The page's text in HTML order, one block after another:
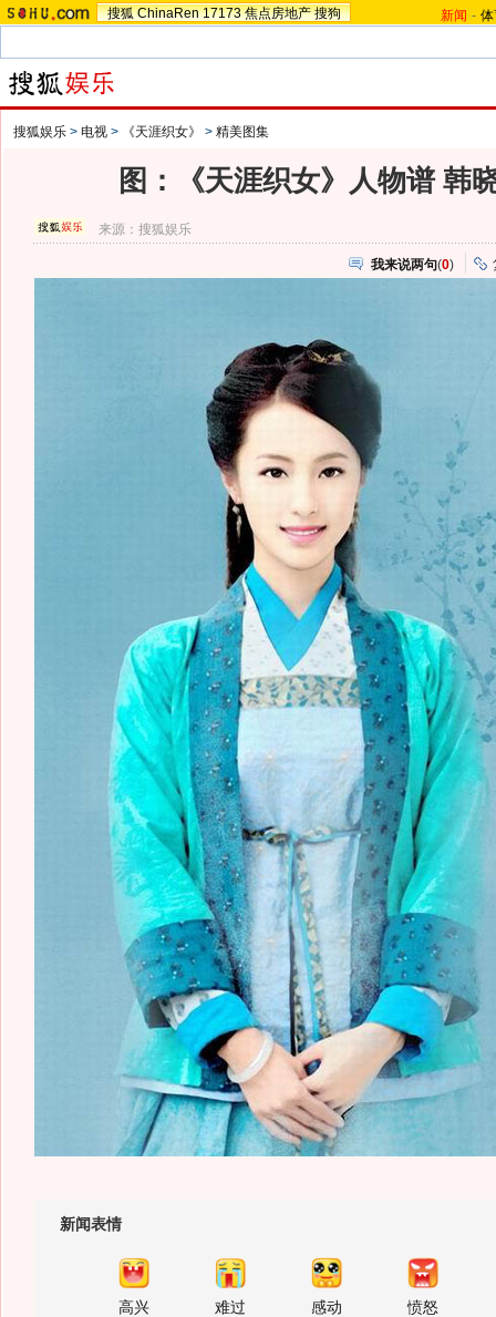
搜狐 ChinaRen 17173 焦点房地产 搜狗 新闻 -
搜狐娱乐 > 电视 > 《天涯织女》 > 精美图集
图：《天涯织女》人物谱 韩
来源：搜狐娱乐
我来说两句(0)
新闻表情
高兴 难过 感动 愤怒